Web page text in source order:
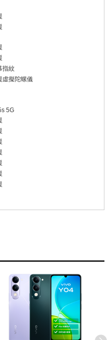
指紋
虛擬陀螺儀
5G